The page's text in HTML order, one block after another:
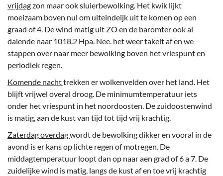
vrijdagzon maar ook sluierbewolking. Het kwik lijkt
moeizaam boven nul om uiteindeijk uit te komen op een
graad of 4. De wind matig uit ZO en de baromter ook al
dalende naar 1018.2 Hpa. Nee. het weer takelt af en we
stappen over naar meer bewolking boven het vriespunt en
periodiek regen.
Komende nachttrekken er wolkenvelden over het land. Het
blijft vrijwel overal droog. De minimumtemperatuur iets
onder het vriespunt in het noordoosten. De zuidoostenwind
is matig, aan de kust van tijd tot tijd vrij krachtig.
Zaterdag overdagwordt de bewolking dikker en vooral in de
avond is er kans op lichte regen of motregen. De
middagtemperatuur loopt dan op naar aen grad of 6 a 7. De
zuidelijke wind is matig, langs de kust af en toe vrij krachtig